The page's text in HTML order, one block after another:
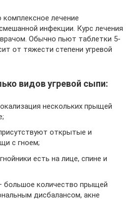
лечение
инфекции. Курс лечения
Обычно пьют таблетки 5-
от тяжести степени угревой
видов угревой сыпи:
нескольких прыщей
открытые и
с гноем;
есть на лице, спине и
большое количество прыщей
дисбалансом, акне